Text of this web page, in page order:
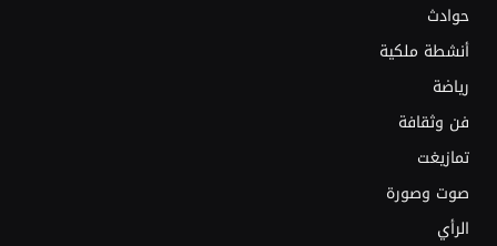
حوادث
أنشطة ملكية
رياضة
فن وثقافة
تمازيغت
صوت وصورة
الرأي